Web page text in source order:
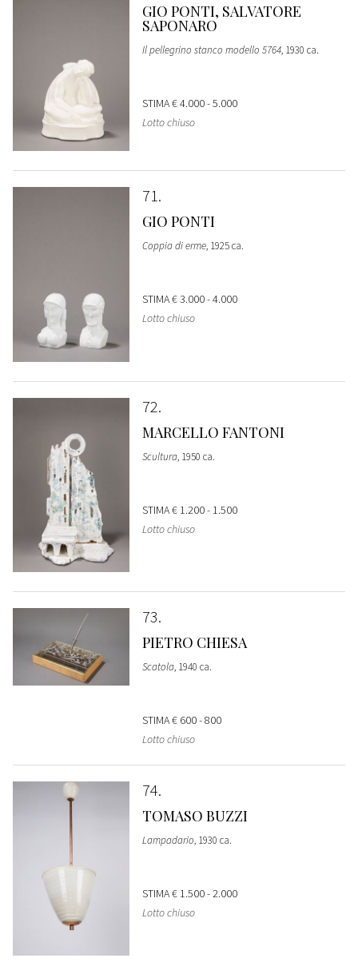
GIO PONTI, SALVATORE
SAPONARO
Il pellegrino stanco modello 5764, 1930 ca.
STIMA€ 4.000 - 5.000
Lotto chiuso
71
GIO PONTI
Coppia di erme, 1925 ca.
STIMA€ 3.000 - 4.000
Lotto chiuso
72
MARCELLO FANTONI
Scultura, 1950 ca.
STIMA€ 1.200 - 1.500
Lotto chiuso
73
PIETRO CHIESA
Scatola, 1940 ca.
STIMA€ 600 - 800
Lotto chiuso
74
TOMASO BUZZI
Lampadario, 1930 ca.
STIMA€ 1.500 - 2.000
Lotto chiuso